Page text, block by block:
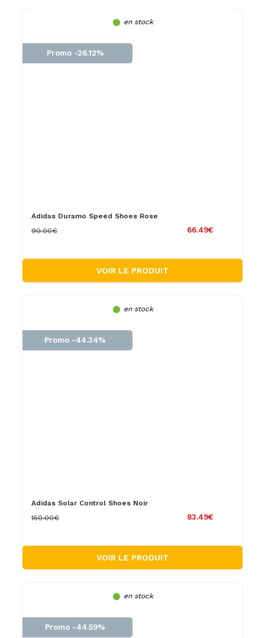
en stock
Promo -26.12%
Adidas Duramo Speed Shoes Rose
66.49€
90.00€
VOIR LE PRODUIT
en stock
Promo -44.34%
Adidas Solar Control Shoes Noir
83.49€
150.00€
VOIR LE PRODUIT
en stock
Promo -44.59%